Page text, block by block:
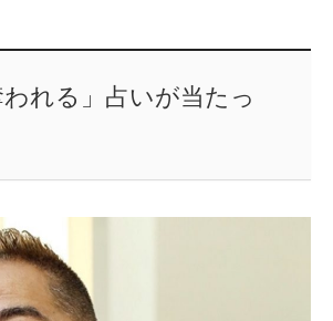
われる」占いが当たっ